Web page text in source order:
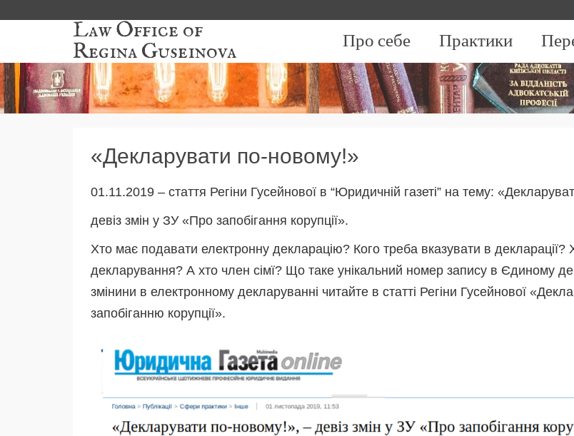
Law Office of
Regina Guseinova Про себе Практики
«Декларувати по-новому!»
01.11.2019 – стаття Регіни Гусейнової в “Юридичній газеті” на тему:
девіз змін у ЗУ «Про запобігання корупції».
Хто має подавати електронну декларацію? Кого треба вказувати в декларації?
декларування? А хто член сімї? Що таке унікальний номер запису в Єдиному
змінини в електронному декларуванні читайте в статті Регіни Гусейнової
запобіганню корупції».